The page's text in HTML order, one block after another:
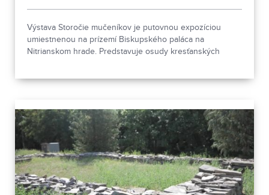
Výstava Storočie mučeníkov je putovnou expozíciou
umiestnenou na prízemí Biskupského paláca na
Nitrianskom hrade. Predstavuje osudy kresťanských